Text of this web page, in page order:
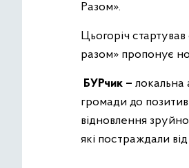
Разом».
Цьогоріч
разом» пропонує
БУРчик – локальна
громади до
відновлення
які постраждали